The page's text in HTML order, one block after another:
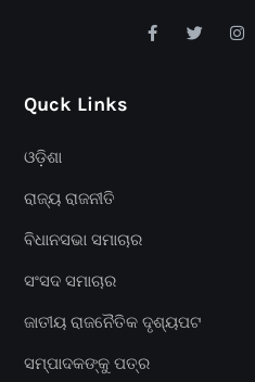
Quck Links
ଓଡ଼ିଶା
ରାଜ୍ୟ ରାଜନୀତି
ବିଧାନସଭା ସମାଚାର
ସଂସଦ ସମାଚାର
ଜାତୀୟ ରାଜନୈତିକ ଦୃଶ୍ୟପଟ
ସମ୍ପାଦକଙ୍କୁ ପତ୍ର